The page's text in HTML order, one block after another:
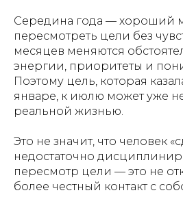
Середина года — хороший
пересмотреть цели без
месяцев меняются
энергии, приоритеты и
Поэтому цель, которая
январе, к июлю может уже
реальной жизнью.
Это не значит, что человек
недостаточно
пересмотр цели — это не
более честный контакт с